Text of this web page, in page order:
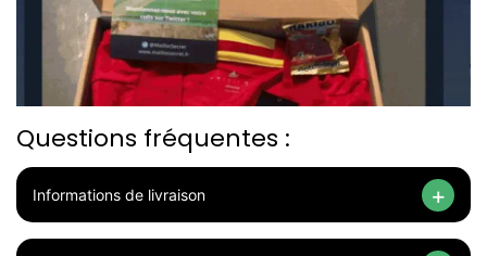
Questions fréquentes :
Informations de livraison